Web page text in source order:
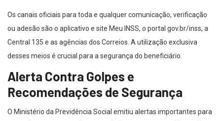
Os canais oficiais para toda e qualquer comunicação, verificação
ou adesão são o aplicativo e site Meu INSS, o portal gov.br/inss, a
Central 135 e as agências dos Correios. A utilização exclusiva
desses meios é crucial para a segurança do beneficiário.
Alerta Contra Golpes e
Recomendações de Segurança
O Ministério da Previdência Social emitiu alertas importantes para